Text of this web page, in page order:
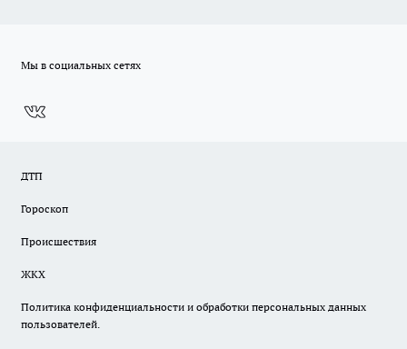
Мы в социальных сетях
ДТП
Гороскоп
Происшествия
ЖКХ
Политика конфиденциальности и обработки персональных данных
пользователей.